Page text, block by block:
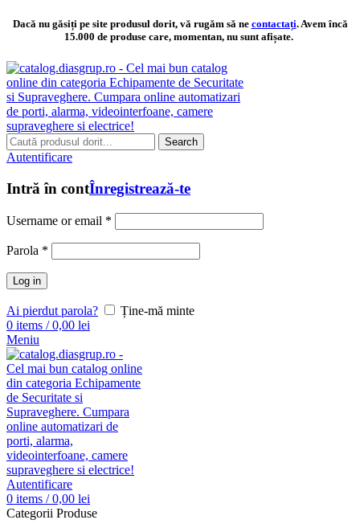
Dacă nu găsiți pe site produsul dorit, vă rugăm să ne contactați. Avem încă
15.000 de produse care, momentan, nu sunt afișate.
Search
Autentificare
Intră în contÎnregistrează-te
Username or email *
Parola *
Log in
Ai pierdut parola?
Ține-mă minte
0 items / 0,00 lei
Meniu
Autentificare
0 items / 0,00 lei
Categorii Produse